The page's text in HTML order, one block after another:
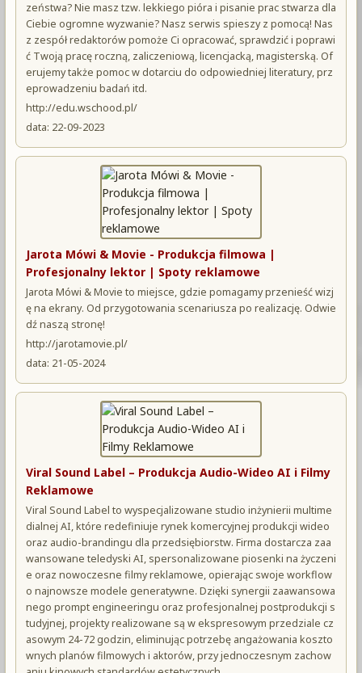
zeństwa? Nie masz tzw. lekkiego pióra i pisanie prac stwarza dla
Ciebie ogromne wyzwanie? Nasz serwis spieszy z pomocą! Nas
z zespół redaktorów pomoże Ci opracować, sprawdzić i poprawi
ć Twoją pracę roczną, zaliczeniową, licencjacką, magisterską. Of
erujemy także pomoc w dotarciu do odpowiedniej literatury, prz
eprowadzeniu badań itd.
http://edu.wschood.pl/
data: 22-09-2023
Jarota Mówi & Movie - Produkcja filmowa |
Profesjonalny lektor | Spoty reklamowe
Jarota Mówi & Movie to miejsce, gdzie pomagamy przenieść wizj
ę na ekrany. Od przygotowania scenariusza po realizację. Odwie
dź naszą stronę!
http://jarotamovie.pl/
data: 21-05-2024
Viral Sound Label – Produkcja Audio-Wideo AI i Filmy
Reklamowe
Viral Sound Label to wyspecjalizowane studio inżynierii multime
dialnej AI, które redefiniuje rynek komercyjnej produkcji wideo
oraz audio-brandingu dla przedsiębiorstw. Firma dostarcza zaa
wansowane teledyski AI, spersonalizowane piosenki na życzeni
e oraz nowoczesne filmy reklamowe, opierając swoje workflow
o najnowsze modele generatywne. Dzięki synergii zaawansowa
nego prompt engineeringu oraz profesjonalnej postprodukcji s
tudyjnej, projekty realizowane są w ekspresowym przedziale cz
asowym 24-72 godzin, eliminując potrzebę angażowania koszto
wnych planów filmowych i aktorów, przy jednoczesnym zachow